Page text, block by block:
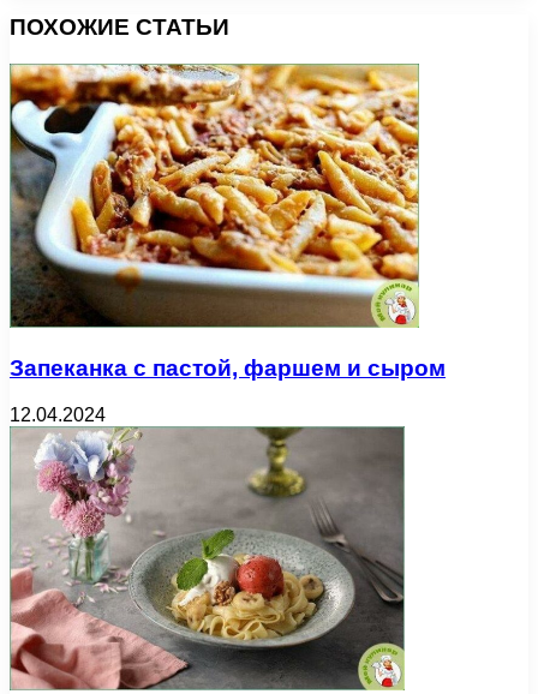
ПОХОЖИЕ СТАТЬИ
Запеканка с пастой, фаршем и сыром
12.04.2024